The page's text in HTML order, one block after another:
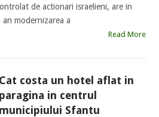
de actionari israelieni, are in
modernizarea a
Read More
Cat costa un hotel aflat in
paragina in centrul
municipiului Sfantu